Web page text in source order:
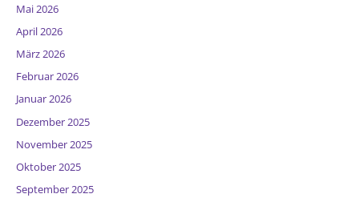
Mai 2026
April 2026
März 2026
Februar 2026
Januar 2026
Dezember 2025
November 2025
Oktober 2025
September 2025